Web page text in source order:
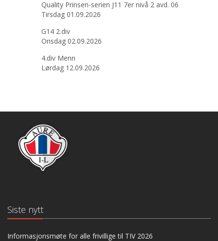
Quality Prinsen-serien J11 7er nivå 2 avd. 06
Tirsdag 01.09.2026
G14 2.div
Onsdag 02.09.2026
4.div Menn
Lørdag 12.09.2026
Siste nytt
Informasjonsmøte for alle frivillige til TIV 2026